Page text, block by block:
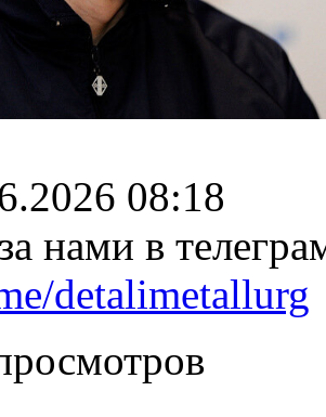
08:18
нами в
detalimetallurg